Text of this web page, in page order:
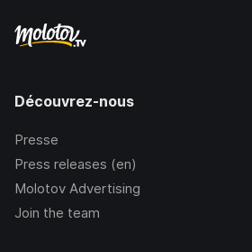
Découvrez-nous
Presse
Press releases (en)
Molotov Advertising
Join the team